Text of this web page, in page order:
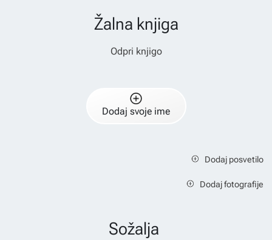
Žalna knjiga
Odpri knjigo
Dodaj svoje ime
Dodaj posvetilo
Dodaj fotografije
Sožalja